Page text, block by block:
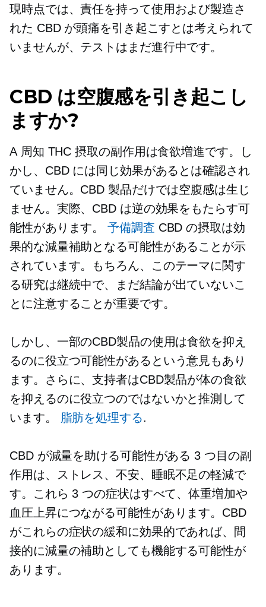
現時点では、責任を持って使用および製造さ
れた CBD が頭痛を引き起こすとは考えられて
いませんが、テストはまだ進行中です。
CBD は空腹感を引き起こし
ますか?
A 周知 THC 摂取の副作用は食欲増進です。し
かし、CBD には同じ効果があるとは確認され
ていません。CBD 製品だけでは空腹感は生じ
ません。実際、CBD は逆の効果をもたらす可
能性があります。予備調査 CBD の摂取は効
果的な減量補助となる可能性があることが示
されています。もちろん、このテーマに関す
る研究は継続中で、まだ結論が出ていないこ
とに注意することが重要です。
しかし、一部のCBD製品の使用は食欲を抑え
るのに役立つ可能性があるという意見もあり
ます。さらに、支持者はCBD製品が体の食欲
を抑えるのに役立つのではないかと推測して
います。
脂肪を処理する.
CBD が減量を助ける可能性がある 3 つ目の副
作用は、ストレス、不安、睡眠不足の軽減で
す。これら 3 つの症状はすべて、体重増加や
血圧上昇につながる可能性があります。CBD
がこれらの症状の緩和に効果的であれば、間
接的に減量の補助としても機能する可能性が
あります。